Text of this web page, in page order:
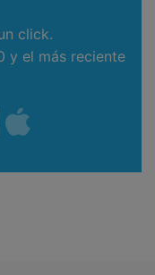
click.
y el más reciente